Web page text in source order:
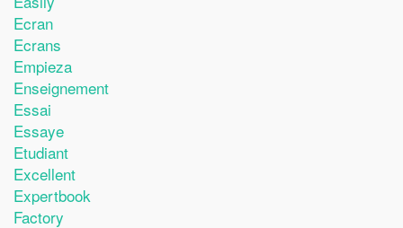
Ecran
Ecrans
Empieza
Enseignement
Essai
Essaye
Etudiant
Excellent
Expertbook
Factory